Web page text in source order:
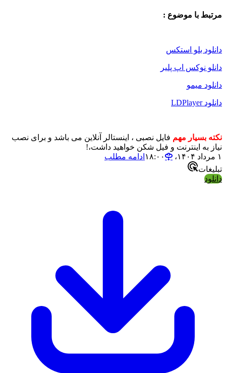
مرتبط با موضوع :
دانلود بلو استکس
دانلو نوکس اپ پلیر
دانلود میمو
دانلود LDPlayer
نکته بسیار مهم فایل نصبی ، اینستالر آنلاین می باشد و برای نصب
نیاز به اینترنت و فیل شکن خواهید داشت،!
۱ مرداد ۱۴۰۴،‏ ۱۸:۰۰
ادامه مطلب
تبلیغات
دانلود